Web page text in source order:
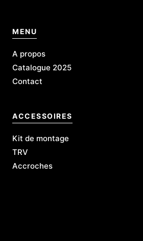
MENU
A propos
Catalogue 2025
Contact
ACCESSOIRES
Kit de montage
TRV
Accroches